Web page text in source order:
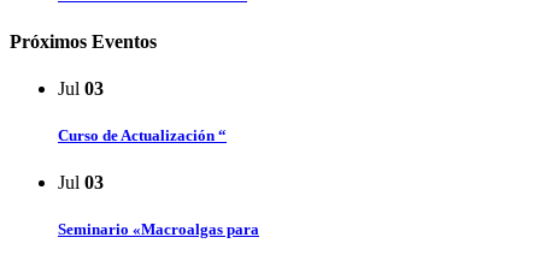
Próximos Eventos
Jul 03
Curso de Actualización “
Jul 03
Seminario «Macroalgas para